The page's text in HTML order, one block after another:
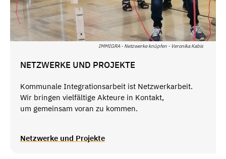
IMMIGRA - Netzwerke knüpfen - Veronika Kabis
NETZWERKE UND PROJEKTE
Kommunale Integrationsarbeit ist Netzwerkarbeit.
Wir bringen vielfältige Akteure in Kontakt,
um gemeinsam voran zu kommen.
Netzwerke und Projekte